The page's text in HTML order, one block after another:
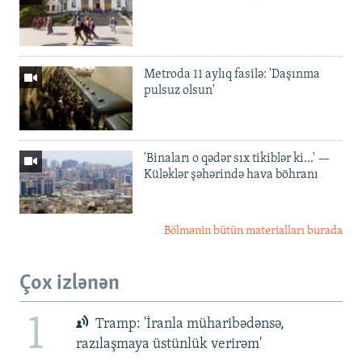
Metroda 11 aylıq fasilə: 'Daşınma
pulsuz olsun'
'Binaları o qədər sıx tikiblər ki...' —
Küləklər şəhərində hava böhranı
Bölmənin bütün materialları burada
Çox izlənən
1
Tramp: 'İranla müharibədənsə,
razılaşmaya üstünlük verirəm'